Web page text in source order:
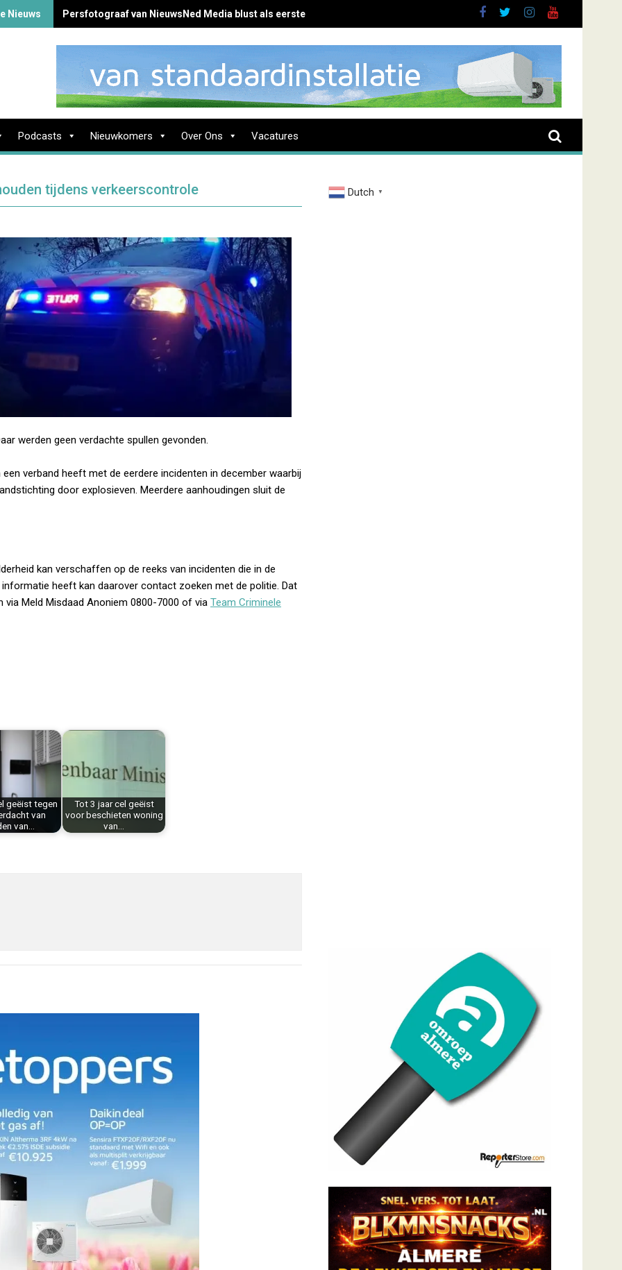
Nieuws Persfotograaf van NieuwsNed Media blust als eerste brand Zenderstraat
Podcasts Nieuwkomers Over Ons Vacatures
tijdens verkeerscontrole
werden geen verdachte spullen gevonden.
verband heeft met de eerdere incidenten in december waarbij
door explosieven. Meerdere aanhoudingen sluit de
kan verschaffen op de reeks van incidenten die in de
heeft kan daarover contact zoeken met de politie. Dat
Meld Misdaad Anoniem 0800-7000 of via Team Criminele
geëist tegen
van
van…
Tot 3 jaar cel geëist
voor beschieten woning
van…
Dutch ▼